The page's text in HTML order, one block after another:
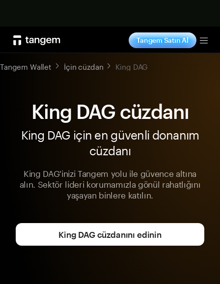
Tangem Satın Al
Tangem Wallet İçin cüzdan King DAG
King DAG cüzdanı
King DAG için en güvenli donanım
cüzdanı
King DAG'inizi Tangem yolu ile güvence altına
alın. Sektör lideri korumamızla gönül rahatlığını
yaşayan binlere katılın.
King DAG cüzdanını edinin